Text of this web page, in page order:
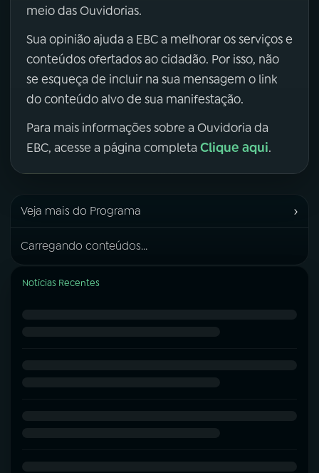
meio das Ouvidorias.
Sua opinião ajuda a EBC a melhorar os serviços e
conteúdos ofertados ao cidadão. Por isso, não
se esqueça de incluir na sua mensagem o link
do conteúdo alvo de sua manifestação.
Para mais informações sobre a Ouvidoria da
EBC, acesse a página completa Clique aqui.
Veja mais do Programa ›
Carregando conteúdos...
Notícias Recentes